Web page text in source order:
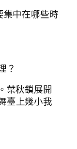
集中在哪些時
？
葉秋鎖展開
臺上幾小我